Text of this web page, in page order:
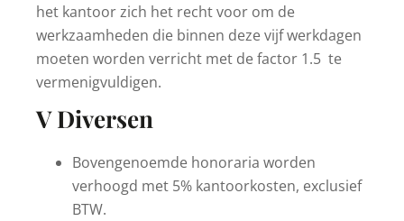
het kantoor zich het recht voor om de
werkzaamheden die binnen deze vijf werkdagen
moeten worden verricht met de factor 1.5 te
vermenigvuldigen.
V Diversen
Bovengenoemde honoraria worden
verhoogd met 5% kantoorkosten, exclusief
BTW.